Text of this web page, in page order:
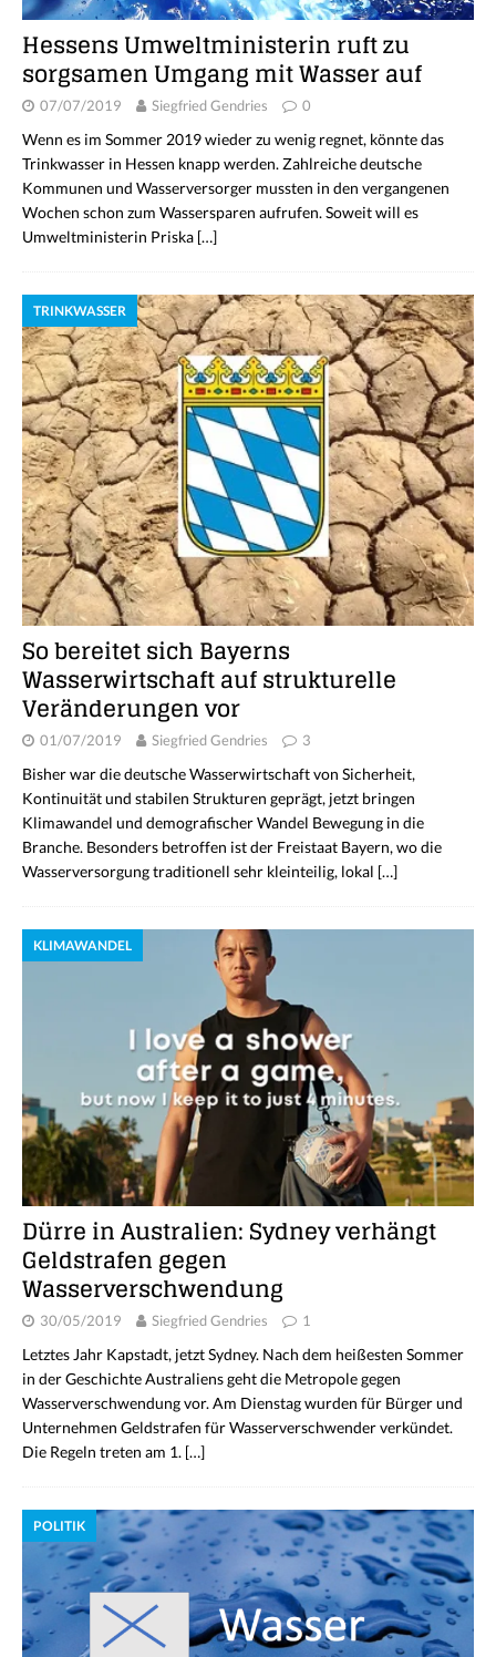
Hessens Umweltministerin ruft zu
sorgsamen Umgang mit Wasser auf
07/07/2019 Siegfried Gendries 0
Wenn es im Sommer 2019 wieder zu wenig regnet, könnte das
Trinkwasser in Hessen knapp werden. Zahlreiche deutsche
Kommunen und Wasserversorger mussten in den vergangenen
Wochen schon zum Wassersparen aufrufen. Soweit will es
Umweltministerin Priska […]
TRINKWASSER
So bereitet sich Bayerns
Wasserwirtschaft auf strukturelle
Veränderungen vor
01/07/2019 Siegfried Gendries 3
Bisher war die deutsche Wasserwirtschaft von Sicherheit,
Kontinuität und stabilen Strukturen geprägt, jetzt bringen
Klimawandel und demografischer Wandel Bewegung in die
Branche. Besonders betroffen ist der Freistaat Bayern, wo die
Wasserversorgung traditionell sehr kleinteilig, lokal […]
KLIMAWANDEL
Dürre in Australien: Sydney verhängt
Geldstrafen gegen
Wasserverschwendung
30/05/2019 Siegfried Gendries 1
Letztes Jahr Kapstadt, jetzt Sydney. Nach dem heißesten Sommer
in der Geschichte Australiens geht die Metropole gegen
Wasserverschwendung vor. Am Dienstag wurden für Bürger und
Unternehmen Geldstrafen für Wasserverschwender verkündet.
Die Regeln treten am 1. […]
POLITIK